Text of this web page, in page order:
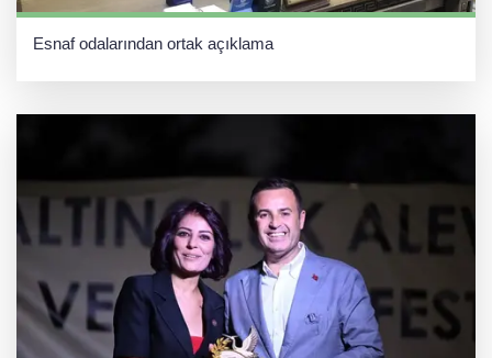
Esnaf odalarından ortak açıklama